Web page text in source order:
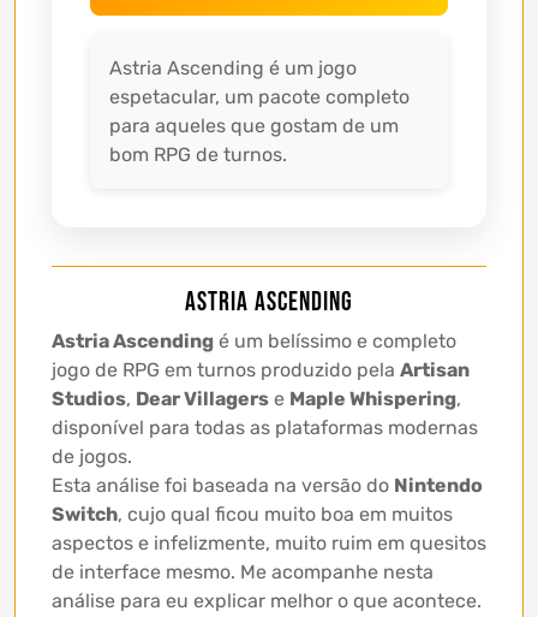
Astria Ascending é um jogo
espetacular, um pacote completo
para aqueles que gostam de um
bom RPG de turnos.
Astria Ascending
Astria Ascending é um belíssimo e completo
jogo de RPG em turnos produzido pela Artisan
Studios, Dear Villagers e Maple Whispering,
disponível para todas as plataformas modernas
de jogos.
Esta análise foi baseada na versão do Nintendo
Switch, cujo qual ficou muito boa em muitos
aspectos e infelizmente, muito ruim em quesitos
de interface mesmo. Me acompanhe nesta
análise para eu explicar melhor o que acontece.